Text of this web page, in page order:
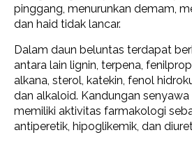
pinggang, menurunkan demam,
dan haid tidak lancar.
Dalam daun beluntas terdapat
antara lain lignin, terpena,
alkana, sterol, katekin, fenol
dan alkaloid. Kandungan
memiliki aktivitas farmakologi
antiperetik, hipoglikemik, dan